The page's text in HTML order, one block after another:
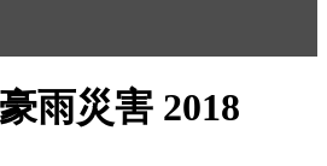
雨災害 2018